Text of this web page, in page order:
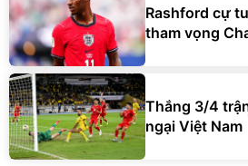
Rashford cự
tham vọng
Thắng 3/4
ngại Việt Nam